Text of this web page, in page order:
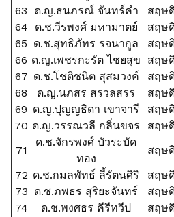
63
ด.ญ.ธนภรณ์ จันทร์คำ สฤษ
64
ด.ช.วีรพงศ์ มหามาตย์ สฤษ
65 ด.ช.สุทธิภัทร รจนากูล สฤษ
66 ด.ญ.เพชรกะรัต ไชยสุข สฤษ
67 ด.ช.โชติชนิต สุสมวงค์ สฤษ
68
ด.ญ.นภสร สรวลสรร สฤษ
69 ด.ญ.ปุญญธิดา เขาจารี สฤษ
70 ด.ญ.วรรณวลี กลิ่นขจร สฤษ
71
ด.ช.จักรพงศ์ บัวระบัด
ทอง
สฤษ
72 ด.ช.กมลพัทธ์ ลี้รัตนศิริ สฤษ
73 ด.ช.ภพธร สุริยะจันทร์ สฤษ
74
ด.ช.พงศธร คีรีทวีป สฤษ